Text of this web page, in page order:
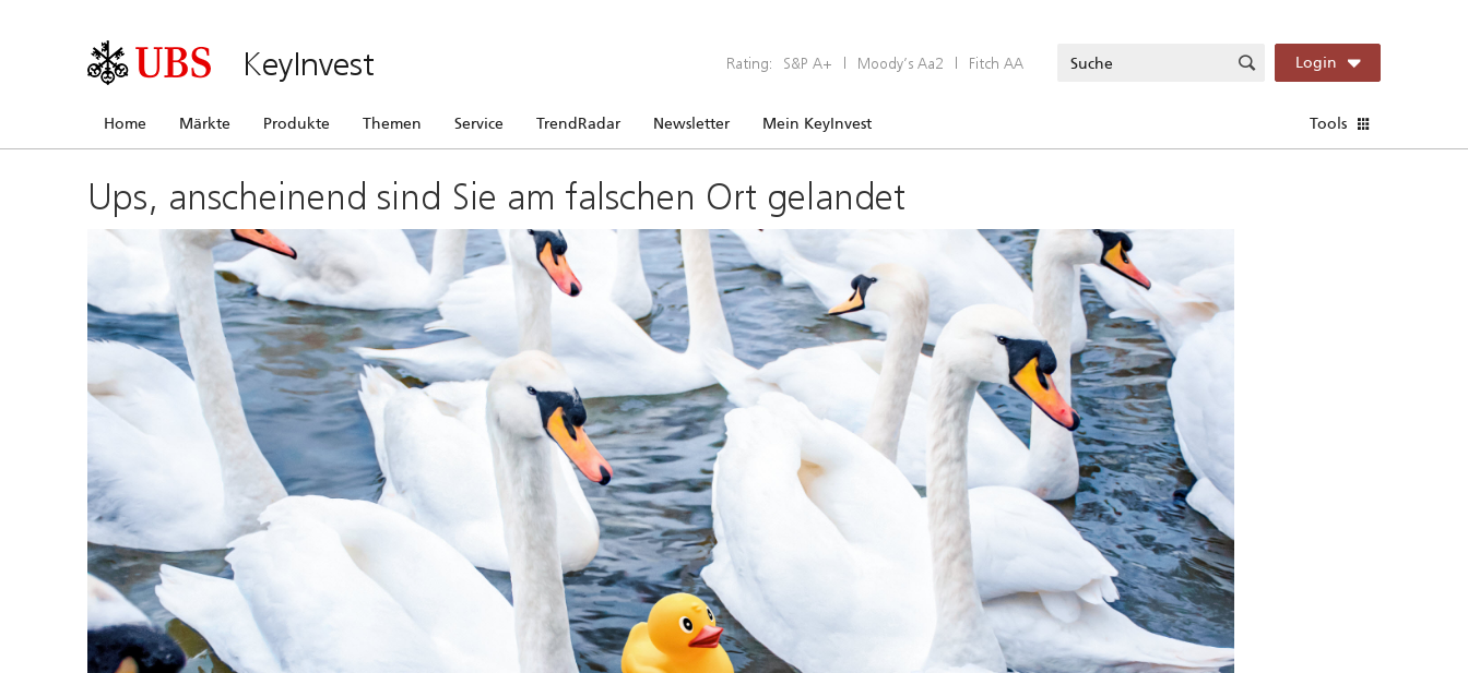
KeyInvest Rating: S&P A+ | Moody’s Aa2 | Fitch AA Login
Home Märkte Produkte Themen Service TrendRadar Newsletter Mein KeyInvest Tools
Ups, anscheinend sind Sie am falschen Ort gelandet